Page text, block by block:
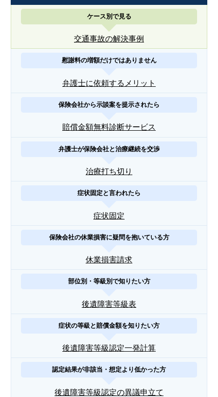
ケース別で見る
交通事故の解決事例
慰謝料の増額だけではありません
弁護士に依頼するメリット
保険会社から示談案を提示されたら
賠償金額無料診断サービス
弁護士が保険会社と治療継続を交渉
治療打ち切り
症状固定と言われたら
症状固定
保険会社の休業損害に疑問を抱いている方
休業損害請求
部位別・等級別で知りたい方
後遺障害等級表
症状の等級と賠償金額を知りたい方
後遺障害等級認定一発計算
認定結果が非該当・想定より低かった方
後遺障害等級認定の異議申立て